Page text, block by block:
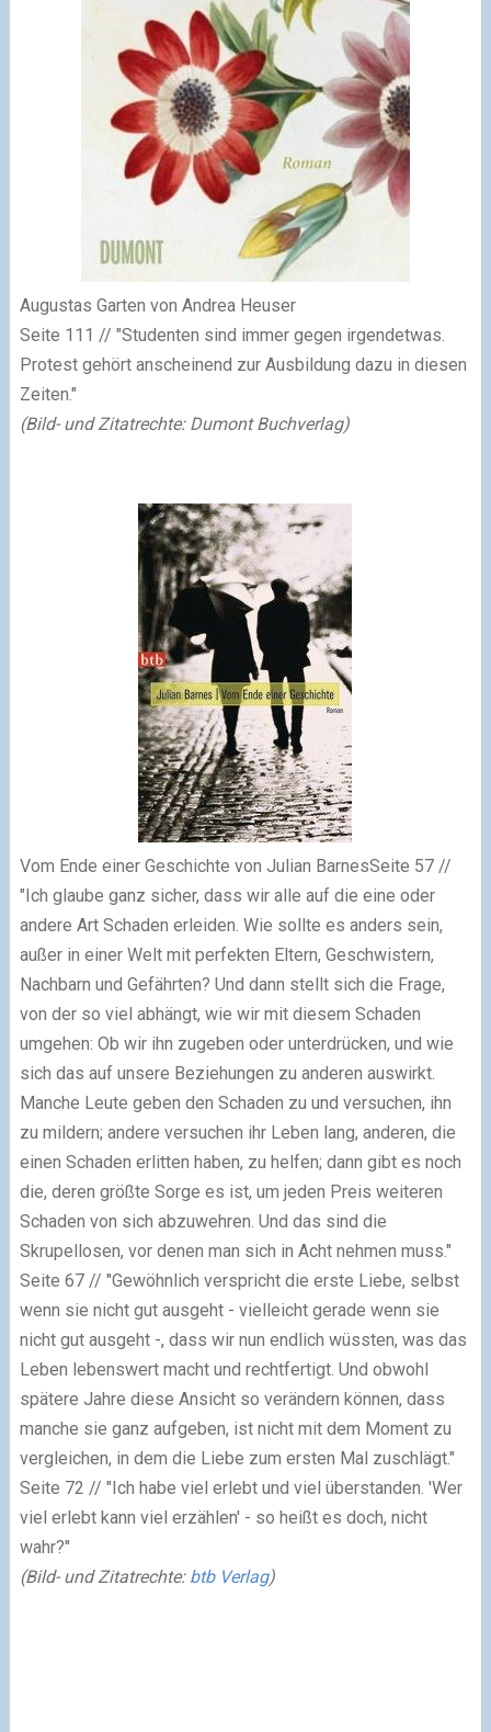
Augustas Garten von Andrea Heuser
Seite 111 // "Studenten sind immer gegen irgendetwas.
Protest gehört anscheinend zur Ausbildung dazu in diesen
Zeiten."
(Bild- und Zitatrechte: Dumont Buchverlag)
Vom Ende einer Geschichte von Julian BarnesSeite 57 //
"Ich glaube ganz sicher, dass wir alle auf die eine oder
andere Art Schaden erleiden. Wie sollte es anders sein,
außer in einer Welt mit perfekten Eltern, Geschwistern,
Nachbarn und Gefährten? Und dann stellt sich die Frage,
von der so viel abhängt, wie wir mit diesem Schaden
umgehen: Ob wir ihn zugeben oder unterdrücken, und wie
sich das auf unsere Beziehungen zu anderen auswirkt.
Manche Leute geben den Schaden zu und versuchen, ihn
zu mildern; andere versuchen ihr Leben lang, anderen, die
einen Schaden erlitten haben, zu helfen; dann gibt es noch
die, deren größte Sorge es ist, um jeden Preis weiteren
Schaden von sich abzuwehren. Und das sind die
Skrupellosen, vor denen man sich in Acht nehmen muss."
Seite 67 // "Gewöhnlich verspricht die erste Liebe, selbst
wenn sie nicht gut ausgeht - vielleicht gerade wenn sie
nicht gut ausgeht -, dass wir nun endlich wüssten, was das
Leben lebenswert macht und rechtfertigt. Und obwohl
spätere Jahre diese Ansicht so verändern können, dass
manche sie ganz aufgeben, ist nicht mit dem Moment zu
vergleichen, in dem die Liebe zum ersten Mal zuschlägt."
Seite 72 // "Ich habe viel erlebt und viel überstanden. 'Wer
viel erlebt kann viel erzählen' - so heißt es doch, nicht
wahr?"
(Bild- und Zitatrechte: btb Verlag)